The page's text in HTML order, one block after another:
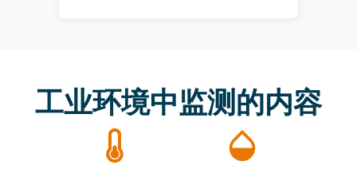
工业环境中监测的内容